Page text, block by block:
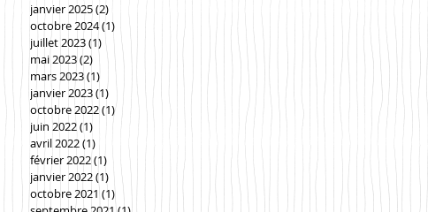
janvier 2025(2)
octobre 2024(1)
juillet 2023(1) 1 post
mai 2023(2) 2 posts
mars 2023(1)
janvier 2023(1)
octobre 2022(1)
juin 2022(1) 1 post
avril 2022(1)
février 2022(1)
janvier 2022(1) 1 post
octobre 2021 (1)